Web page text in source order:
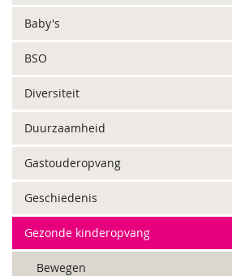
Baby's
BSO
Diversiteit
Duurzaamheid
Gastouderopvang
Geschiedenis
Gezonde kinderopvang
Bewegen